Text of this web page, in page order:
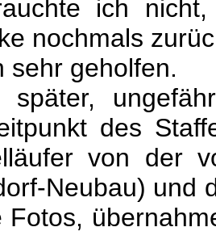
ich
nochmals
sehr geholfen.
später,
des
von der
Neubau) und
Fotos,